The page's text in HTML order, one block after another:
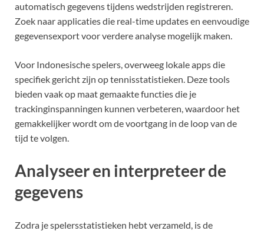
automatisch gegevens tijdens wedstrijden registreren.
Zoek naar applicaties die real-time updates en eenvoudige
gegevensexport voor verdere analyse mogelijk maken.
Voor Indonesische spelers, overweeg lokale apps die
specifiek gericht zijn op tennisstatistieken. Deze tools
bieden vaak op maat gemaakte functies die je
trackinginspanningen kunnen verbeteren, waardoor het
gemakkelijker wordt om de voortgang in de loop van de
tijd te volgen.
Analyseer en interpreteer de
gegevens
Zodra je spelersstatistieken hebt verzameld, is de